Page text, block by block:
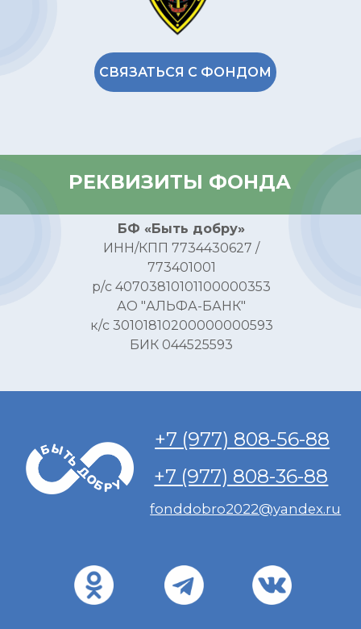
СВЯЗАТЬСЯ С ФОНДОМ
РЕКВИЗИТЫ ФОНДА
БФ «Быть добру»
ИНН/КПП 7734430627 /
773401001
р/с 40703810101100000353
АО "АЛЬФА-БАНК"
к/с 30101810200000000593
БИК 044525593